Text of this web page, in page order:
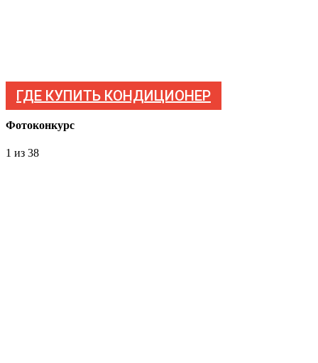
ГДЕ КУПИТЬ КОНДИЦИОНЕР
Фотоконкурс
1 из 38